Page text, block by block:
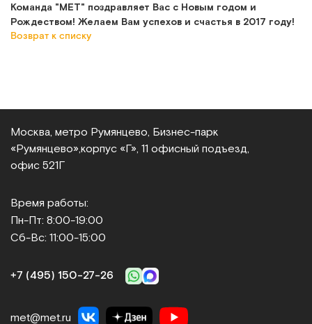
Команда "МЕТ" поздравляет Вас с Новым годом и
Рождеством! Желаем Вам успехов и счастья в 2017 году!
Возврат к списку
Москва, метро Румянцево, Бизнес‑парк
«Румянцево», корпус «Г», 11 офисный подъезд,
офис 521Г
Время работы:
Пн-Пт: 8:00-19:00
Сб-Вс: 11:00-15:00
+7 (495) 150‑27‑26
met@met.ru